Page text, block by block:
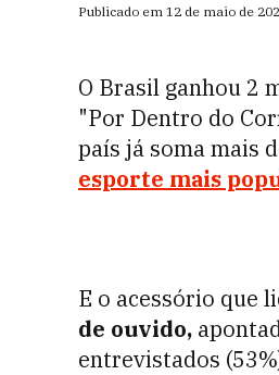
Publicado em 12 de maio de
O Brasil ganhou 2
"Por Dentro do
país já soma mais
esporte mais
E o acessório que
de ouvido,
entrevistados